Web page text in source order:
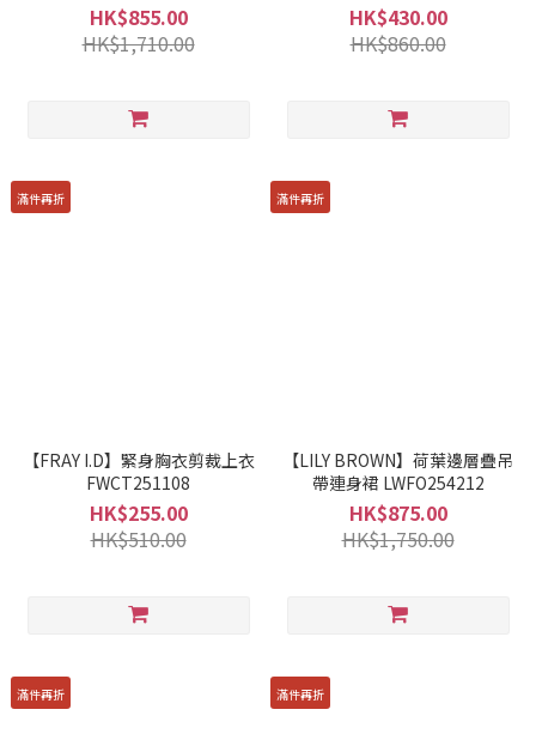
HK$855.00
HK$1,710.00
HK$430.00
HK$860.00
滿件再折
【FRAY I.D】緊身胸衣剪裁上衣
FWCT251108
HK$255.00
HK$510.00
滿件再折
【LILY BROWN】荷葉邊層疊吊
帶連身裙 LWFO254212
HK$875.00
HK$1,750.00
滿件再折 滿件再折